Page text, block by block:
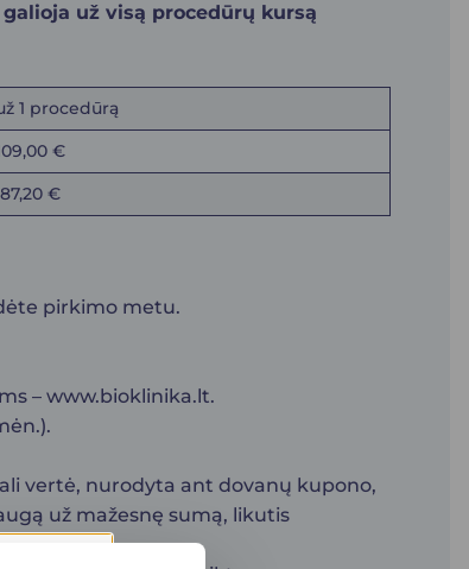
už visą procedūrų kursą
1 procedūrą
€
87,20 €
pirkimo metu.
– www.bioklinika.lt.
vertė, nurodyta ant dovanų kupono,
už mažesnę sumą, likutis